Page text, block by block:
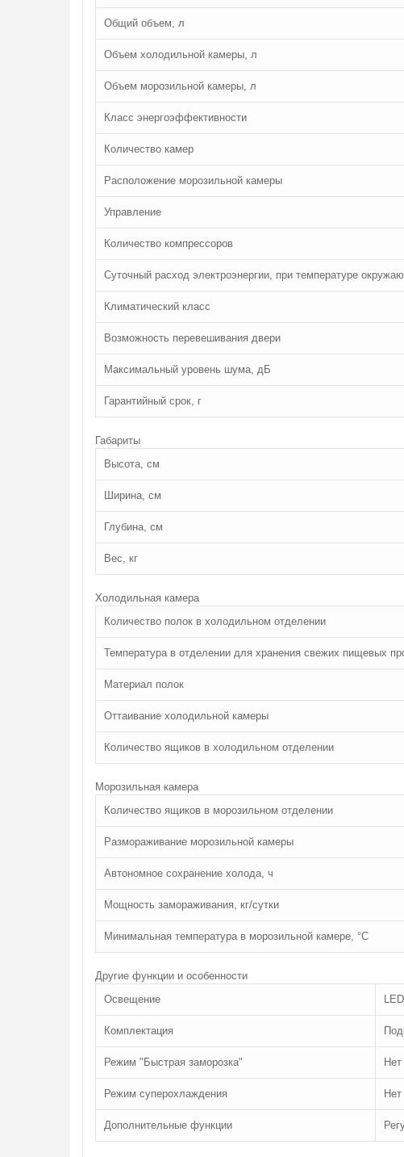
Общий объем, л
Объем холодильной камеры, л
Объем морозильной камеры, л
Класс энергоэффективности
Количество камер
Расположение морозильной камеры
Управление
Количество компрессоров
Суточный расход электроэнергии, при температуре
Климатический класс
Возможность перевешивания двери
Максимальный уровень шума, дБ
Гарантийный срок, г
Габариты
Высота, см
Ширина, см
Глубина, см
Вес, кг
Холодильная камера
Количество полок в холодильном отделении
Температура в отделении для хранения свежих пищевых
Материал полок
Оттаивание холодильной камеры
Количество ящиков в холодильном отделении
Морозильная камера
Количество ящиков в морозильном отделении
Размораживание морозильной камеры
Автономное сохранение холода, ч
Мощность замораживания, кг/сутки
Минимальная температура в морозильной камере, °C
Другие функции и особенности
Освещение
LED
Комплектация
Режим "Быстрая заморозка" Нет
Режим суперохлаждения Нет
Дополнительные функции